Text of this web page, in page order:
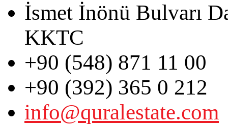
İsmet İnönü Bulvarı
KKTC
+90 (548) 871 11 00
+90 (392) 365 0 212
info@quralestate.com